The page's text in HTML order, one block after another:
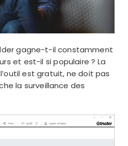
gagne-t-il constamment
et est-il si populaire ? La
est gratuit, ne doit pas
la surveillance des